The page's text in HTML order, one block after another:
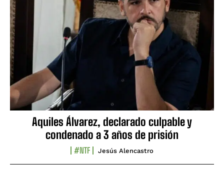
Aquiles Álvarez, declarado culpable y
condenado a 3 años de prisión
#NTF Jesús Alencastro